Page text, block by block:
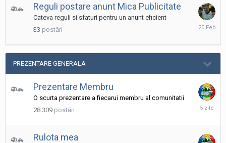
Reguli postare anunt Mica Publicitate
Cateva reguli si sfaturi pentru un anunt eficient
33 postări
20
PREZENTARE GENERALA
Prezentare Membru
O scurta prezentare a fiecarui membru al comunitatii
28.309 postări
sâmbătă
Rulota mea